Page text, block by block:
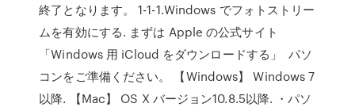
終了となります。 1-1-1.Windows でフォトストリー
ムを有効にする. まずは Apple の公式サイト
「Windows 用 iCloud をダウンロードする」 パソ
コンをご準備ください。 【Windows】 Windows 7
以降. 【Mac】 OS X バージョン10.8.5以降. ・パソ